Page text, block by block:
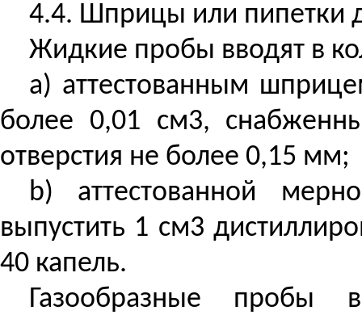
4.4. Шприцы или пипетки
Жидкие пробы вводят в
а) аттестованным
более 0,01 см3,
отверстия не более 0,15 мм;
b) аттестованной
выпустить 1 см3
40 капель.
Газообразные пробы